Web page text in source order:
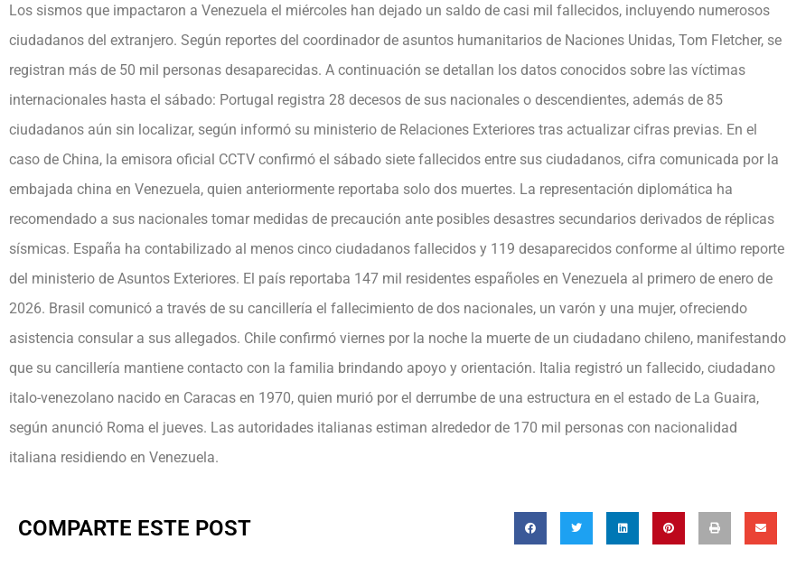
Los sismos que impactaron a Venezuela el miércoles han dejado un saldo de casi mil fallecidos, incluyendo numerosos
ciudadanos del extranjero. Según reportes del coordinador de asuntos humanitarios de Naciones Unidas, Tom Fletcher, se
registran más de 50 mil personas desaparecidas. A continuación se detallan los datos conocidos sobre las víctimas
internacionales hasta el sábado: Portugal registra 28 decesos de sus nacionales o descendientes, además de 85
ciudadanos aún sin localizar, según informó su ministerio de Relaciones Exteriores tras actualizar cifras previas. En el
caso de China, la emisora oficial CCTV confirmó el sábado siete fallecidos entre sus ciudadanos, cifra comunicada por la
embajada china en Venezuela, quien anteriormente reportaba solo dos muertes. La representación diplomática ha
recomendado a sus nacionales tomar medidas de precaución ante posibles desastres secundarios derivados de réplicas
sísmicas. España ha contabilizado al menos cinco ciudadanos fallecidos y 119 desaparecidos conforme al último reporte
del ministerio de Asuntos Exteriores. El país reportaba 147 mil residentes españoles en Venezuela al primero de enero de
2026. Brasil comunicó a través de su cancillería el fallecimiento de dos nacionales, un varón y una mujer, ofreciendo
asistencia consular a sus allegados. Chile confirmó viernes por la noche la muerte de un ciudadano chileno, manifestando
que su cancillería mantiene contacto con la familia brindando apoyo y orientación. Italia registró un fallecido, ciudadano
italo-venezolano nacido en Caracas en 1970, quien murió por el derrumbe de una estructura en el estado de La Guaira,
según anunció Roma el jueves. Las autoridades italianas estiman alrededor de 170 mil personas con nacionalidad
italiana residiendo en Venezuela.
COMPARTE ESTE POST